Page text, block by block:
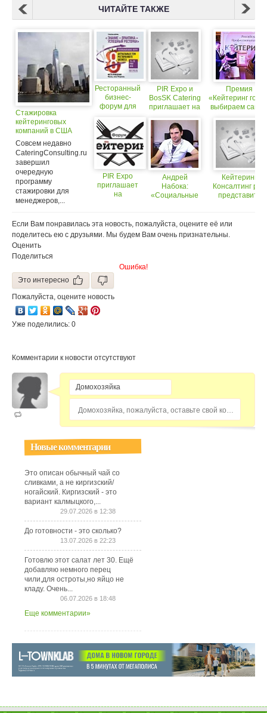
ЧИТАЙТЕ ТАКЖЕ
Стажировка
кейтеринговых
компаний в США
Совсем недавно
CateringConsulting.ru
завершил
очередную
программу
стажировки для
менеджеров,...
Ресторанный
бизнес-
форум для
управляющих
ресторанами
PIR Expo
приглашает
на
кейтеринг-
компаний
PIR Expo и
BosSK Catering
приглашает на
фуршетов
кейтеринг-
компаний
Андрей
Набока:
«Социальные
и
инструмент
Премия
«Кейтеринг
выбираем
русскоязычном
facebook!
Кейтеринг
Консалтинг рад
представить
«Кейтеринг года
Если Вам понравилась эта новость, пожалуйста, оцените её или
поделитесь ею с друзьями. Мы будем Вам очень признательны.
Оценить
Поделиться
Ошибка!
Это интересно
Пожалуйста, оцените новость
Уже поделились: 0
Комментарии к новости отсутствуют
Новые комментарии
Это описан обычный чай со
сливками, а не киргизский/
ногайский. Киргизский - это
вариант калмыцкого,...
29.07.2026 в 12:38
До готовности - это сколько?
13.07.2026 в 22:23
Готовлю этот салат лет 30. Ещё
добавляю немного перец
чили,для остроты,но яйцо не
кладу. Очень...
06.07.2026 в 18:48
Еще комментарии»